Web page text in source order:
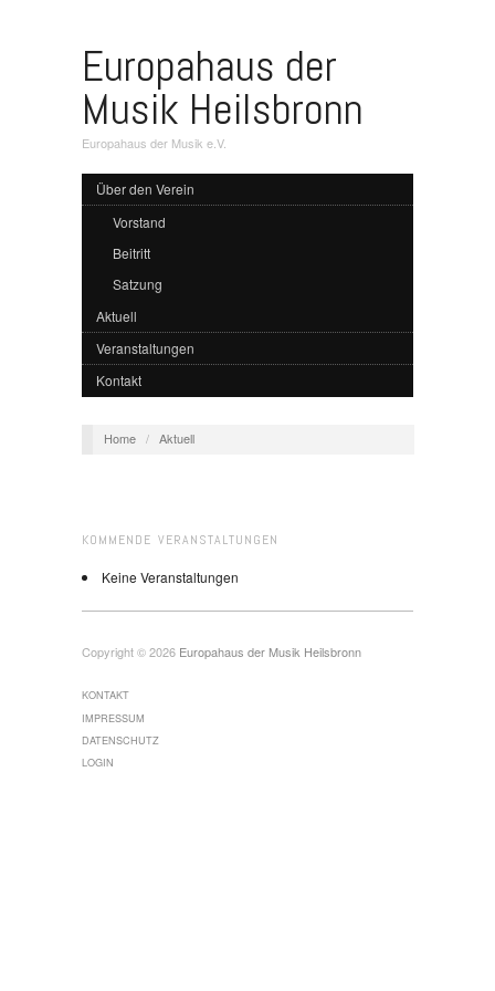
Europahaus der
Musik Heilsbronn
Europahaus der Musik e.V.
Über den Verein
Vorstand
Beitritt
Satzung
Aktuell
Veranstaltungen
Kontakt
Home / Aktuell
KOMMENDE VERANSTALTUNGEN
Keine Veranstaltungen
Copyright © 2026 Europahaus der Musik Heilsbronn
KONTAKT
IMPRESSUM
DATENSCHUTZ
LOGIN